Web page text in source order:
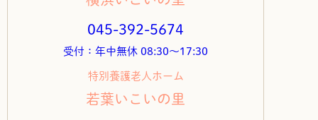
045-392-5674
受付：年中無休 08:30～17:30
特別養護老人ホーム
若葉いこいの里